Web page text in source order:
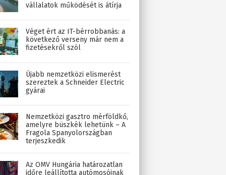
vállalatok működését is átírja
Véget ért az IT-bérrobbanás: a
következő verseny már nem a
fizetésekről szól
Újabb nemzetközi elismerést
szereztek a Schneider Electric
gyárai
Nemzetközi gasztro mérföldkő,
amelyre büszkék lehetünk – A
Fragola Spanyolországban
terjeszkedik
Az OMV Hungária határozatlan
időre leállította autómosóinak